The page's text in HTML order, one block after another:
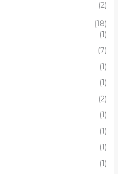
(2)
(18)
(1)
(7)
(1)
(1)
(2)
(1)
(1)
(1)
(1)